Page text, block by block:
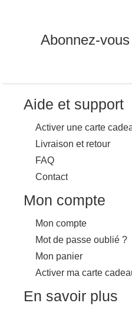
Abonnez-
Aide et support
Activer une carte
Livraison et retour
FAQ
Contact
Mon compte
Mon compte
Mot de passe oublié ?
Mon panier
Activer ma carte
En savoir plus